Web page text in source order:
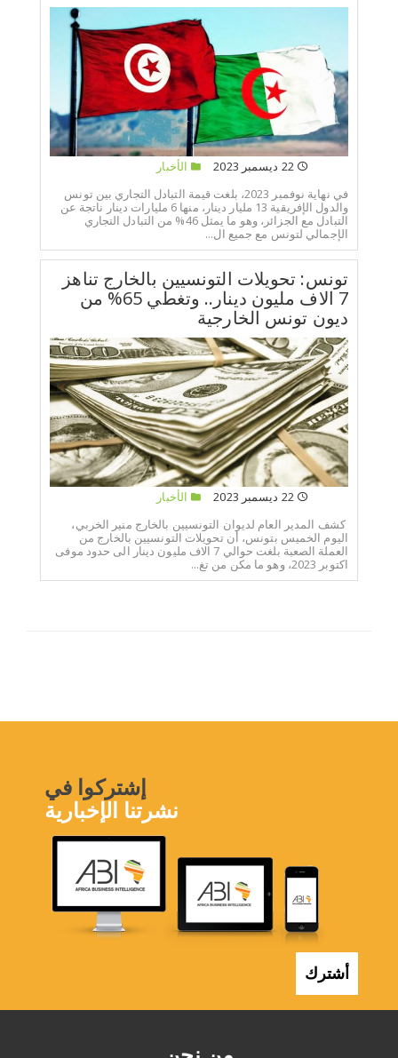
22 ديسمبر 2023
الأخبار
في نهاية نوفمبر 2023، بلغت قيمة التبادل التجاري بين تونس
والدول الإفريقية 13 مليار دينار، منها 6 مليارات دينار ناتجة عن
التبادل مع الجزائر، وهو ما يمثل 46% من التبادل التجاري
الإجمالي لتونس مع جميع ال...
تونس: تحويلات التونسيين بالخارج تناهز
7 الاف مليون دينار.. وتغطي 65% من
ديون تونس الخارجية
22 ديسمبر 2023
الأخبار
كشف المدير العام لديوان التونسيين بالخارج منير الخربي،
اليوم الخميس بتونس، أن تحويلات التونسيين بالخارج من
العملة الصعبة بلغت حوالي 7 الاف مليون دينار الى حدود موفى
اكتوبر 2023، وهو ما مكن من تغ...
إشتركوا في
نشرتنا الإخبارية
أشترك